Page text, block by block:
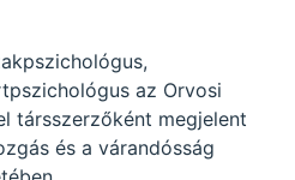
az Orvosi
társszerzőként megjelent
és a várandósság